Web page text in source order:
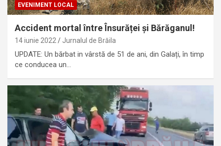
EVENIMENT LOCAL
Accident mortal între Însurăței și Bărăganul!
14 iunie 2022 Jurnalul de Brăila
UPDATE: Un bărbat in vârstă de 51 de ani, din Galați, în timp
ce conducea un…